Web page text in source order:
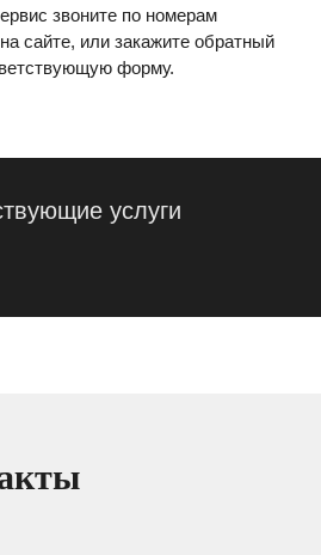
звоните по номерам
сайте, или закажите обратный
форму.
услуги